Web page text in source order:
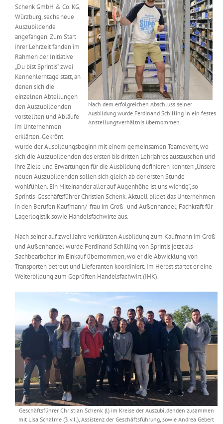
Messen & Events
Unternehmen
Interviews
Wissen
Product Guide
Jobshop
Suche
nach:
Nach dem erfolgreichen Abschluss seiner
Ausbildung wurde Ferdinand Schilling in ein festes
Anstellungsverhältnis übernommen.
Schenk GmbH & Co. KG,
Würzburg, sechs neue
Auszubildende
angefangen. Zum Start
ihrer Lehrzeit fanden im
Rahmen der Initiative
„Du bist Sprintis“ zwei
Kennenlerntage statt, an
denen sich die
einzelnen Abteilungen
den Auszubildenden
vorstellten und Abläufe
im Unternehmen
erklärten. Gekrönt
wurde der Ausbildungsbeginn mit einem gemeinsamen Teamevent, wo
sich die Auszubildenden des ersten bis dritten Lehrjahres austauschen und
ihre Ziele und Erwartungen für die Ausbildung definieren konnten „Unsere
neuen Auszubildenden sollen sich gleich ab der ersten Stunde
wohlfühlen. Ein Miteinander aller auf Augenhöhe ist uns wichtig“, so
Sprintis-Geschäftsführer Christian Schenk. Aktuell bildet das Unternehmen
in den Berufen Kaufmann/-frau im Groß- und Außenhandel, Fachkraft für
Lagerlogistik sowie Handelsfachwirte aus.
Nach seiner auf zwei Jahre verkürzten Ausbildung zum Kaufmann im Groß-
und Außenhandel wurde Ferdinand Schilling von Sprintis jetzt als
Sachbearbeiter im Einkauf übernommen, wo er die Abwicklung von
Transporten betreut und Lieferanten koordiniert. Im Herbst startet er eine
Weiterbildung zum Geprüften Handelsfachwirt (IHK).
Geschäftsführer Christian Schenk (l) im Kreise der Auszubildenden zusammen
mit Lisa Schalme (3.v.l.), Assistenz der Geschäftsführung, sowie Andrea Gebert